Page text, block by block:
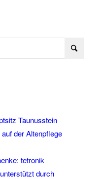
Taunusstein
der Altenpflege
tetronik
durch